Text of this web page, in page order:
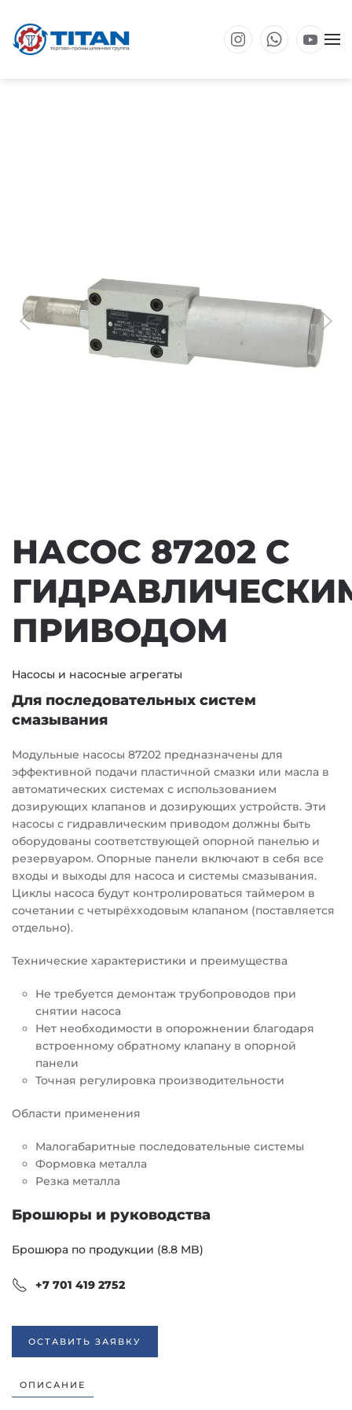
Перейти к основному содержанию
НАСОС 87202 С
ПРИВОДОМ
Насосы и насосные агрегаты
Для последовательных систем
смазывания
Модульные насосы 87202 предназначены для
эффективной подачи пластичной смазки или масла в
автоматических системах с использованием
дозирующих клапанов и дозирующих устройств. Эти
насосы с гидравлическим приводом должны быть
оборудованы соответствующей опорной панелью и
резервуаром. Опорные панели включают в себя все
входы и выходы для насоса и системы смазывания.
Циклы насоса будут контролироваться таймером в
сочетании с четырёхходовым клапаном (поставляется
отдельно).
Технические характеристики и преимущества
Не требуется демонтаж трубопроводов при
снятии насоса
Нет необходимости в опорожнении благодаря
встроенному обратному клапану в опорной
панели
Точная регулировка производительности
Области применения
Малогабаритные последовательные системы
Формовка металла
Резка металла
Брошюры и руководства
Брошюра по продукции (8.8 MB)
+7 701 419 2752
ОСТАВИТЬ ЗАЯВКУ
ОПИСАНИЕ